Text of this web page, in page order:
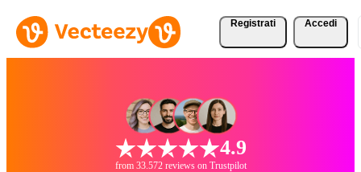
Registrati Accedi
4.9
from 33.572 reviews on Trustpilot